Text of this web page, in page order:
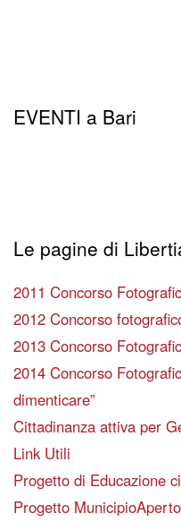
EVENTI a Bari
Le pagine di
2011 Concorso
2012 Concorso
2013 Concorso
2014 Concorso
dimenticare”
Cittadinanza attiva per
Link Utili
Progetto di Educazione
Progetto MunicipioAperto